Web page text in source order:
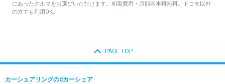
にあったクルマをお選びいただけます。初期費用・月額基本料無料。ドコモ以外
の方でも利用OK。
PAGE TOP
カーシェアリングのdカーシェア